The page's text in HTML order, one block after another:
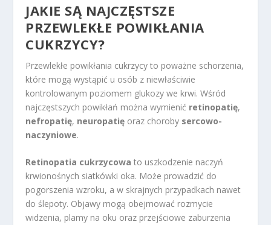
JAKIE SĄ NAJCZĘSTSZE
PRZEWLEKŁE POWIKŁANIA
CUKRZYCY?
Przewlekłe powikłania cukrzycy to poważne schorzenia,
które mogą wystąpić u osób z niewłaściwie
kontrolowanym poziomem glukozy we krwi. Wśród
najczęstszych powikłań można wymienić retinopatię,
nefropatię, neuropatię oraz choroby sercowo-
naczyniowe.
Retinopatia cukrzycowa to uszkodzenie naczyń
krwionośnych siatkówki oka. Może prowadzić do
pogorszenia wzroku, a w skrajnych przypadkach nawet
do ślepoty. Objawy mogą obejmować rozmycie
widzenia, plamy na oku oraz przejściowe zaburzenia